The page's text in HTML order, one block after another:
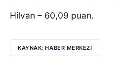
Hilvan – 60,09 puan.
KAYNAK: HABER MERKEZİ